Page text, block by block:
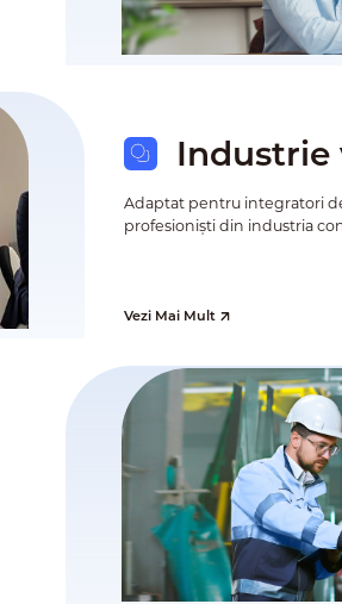
Industrie
Adaptat pentru integratori
profesioniști din industria
Vezi Mai Mult